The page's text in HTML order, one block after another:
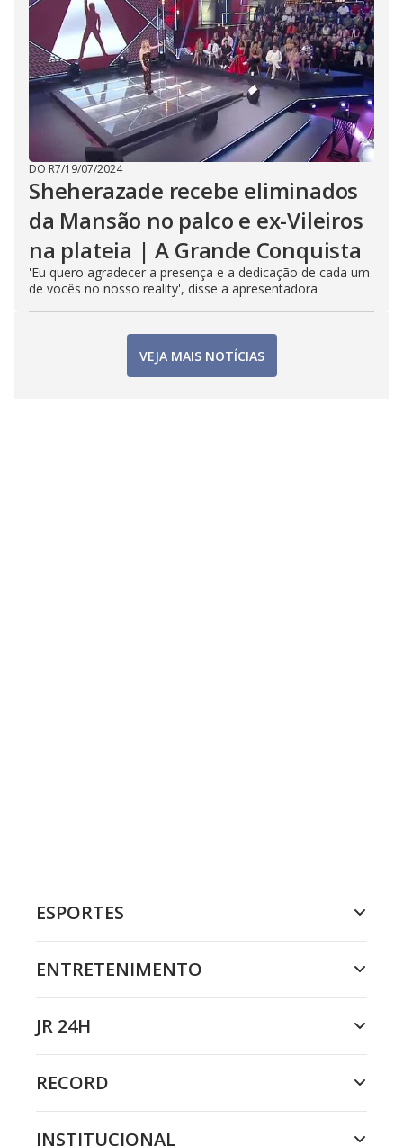
DO R7/19/07/2024
Sheherazade recebe eliminados
da Mansão no palco e ex-Vileiros
na plateia | A Grande Conquista
'Eu quero agradecer a presença e a dedicação de cada um
de vocês no nosso reality', disse a apresentadora
VEJA MAIS NOTÍCIAS
ESPORTES
ENTRETENIMENTO
JR 24H
RECORD
INSTITUCIONAL